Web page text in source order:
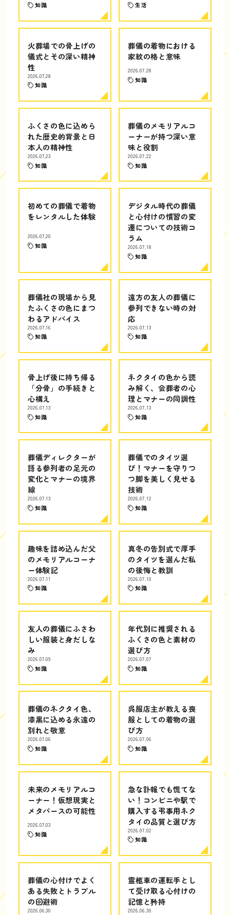
知識 生活
火葬場での骨上げの
儀式とその深い精神
性
2026.07.28
知識
葬儀の着物における
家紋の格と意味
2026.07.28
知識
ふくさの色に込めら
れた歴史的背景と日
本人の精神性
2026.07.23
知識
葬儀のメモリアルコ
ーナーが持つ深い意
味と役割
2026.07.22
知識
初めての葬儀で着物
をレンタルした体験
2026.07.20
知識
デジタル時代の葬儀
と心付けの慣習の変
遷についての技術コ
ラム
2026.07.18
知識
葬儀社の現場から見
たふくさの色にまつ
わるアドバイス
2026.07.16
知識
遠方の友人の葬儀に
参列できない時の対
応
2026.07.13
知識
骨上げ後に持ち帰る
「分骨」の手続きと
心構え
2026.07.13
知識
ネクタイの色から読
み解く、会葬者の心
理とマナーの同調性
2026.07.13
知識
葬儀ディレクターが
語る参列者の足元の
変化とマナーの境界
線
2026.07.13
知識
葬儀でのタイツ選
び！マナーを守りつ
つ脚を美しく見せる
技術
2026.07.12
知識
趣味を詰め込んだ父
のメモリアルコーナ
ー体験記
2026.07.11
知識
真冬の告別式で厚手
のタイツを選んだ私
の後悔と教訓
2026.07.10
知識
友人の葬儀にふさわ
しい服装と身だしな
み
2026.07.09
知識
年代別に推奨される
ふくさの色と素材の
選び方
2026.07.07
知識
葬儀のネクタイ色、
漆黒に込める永遠の
別れと敬意
2026.07.06
知識
呉服店主が教える喪
服としての着物の選
び方
2026.07.06
知識
未来のメモリアルコ
ーナー！仮想現実と
メタバースの可能性
2026.07.03
知識
急な訃報でも慌てな
い！コンビニや駅で
購入する弔事用ネク
タイの品質と選び方
2026.07.02
知識
葬儀の心付けでよく
ある失敗とトラブル
の回避術
2026.06.30
霊柩車の運転手とし
て受け取る心付けの
記憶と矜持
2026.06.30